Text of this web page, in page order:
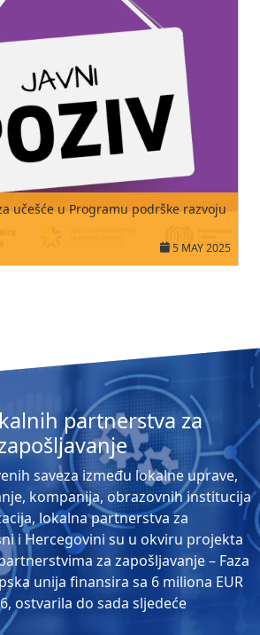
učešće u Programu podrške razvoju
5 MAY 2025
partnerstva za
saveza između lokalne uprave,
kompanija, obrazovnih institucija
lokalna partnerstva za
i Hercegovini su u okviru projekta
za zapošljavanje – Faza
unija finansira sa 6 miliona EUR
ostvarila do sada sljedeće